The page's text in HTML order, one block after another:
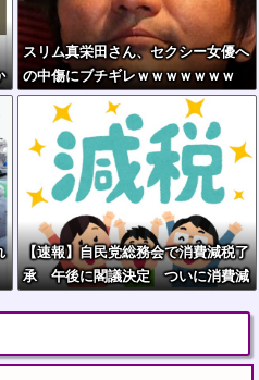
スリム真栄田さん、セクシー女優へ
の中傷にブチギレｗｗｗｗｗｗｗ
【速報】自民党総務会で消費減税了
承 午後に閣議決定 ついに消費減